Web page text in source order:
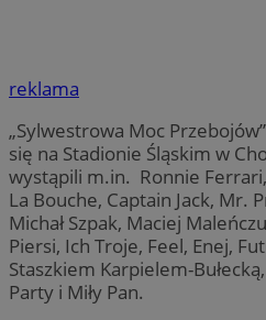
reklama
„Sylwestrowa Moc
się na Stadionie Śląskim w
wystąpili m.in. Ronnie Ferrari,
La Bouche, Captain Jack, Mr.
Michał Szpak, Maciej
Piersi, Ich Troje, Feel, Enej,
Staszkiem Karpielem-
Party i Miły Pan.